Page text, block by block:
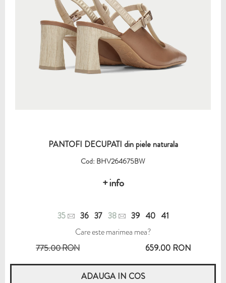
PANTOFI DECUPATI din piele naturala
Cod: BHV264675BW
+ info
35 36 37 38 39 40 41
Care este marimea mea?
775.00 RON
659.00 RON
ADAUGA IN COS